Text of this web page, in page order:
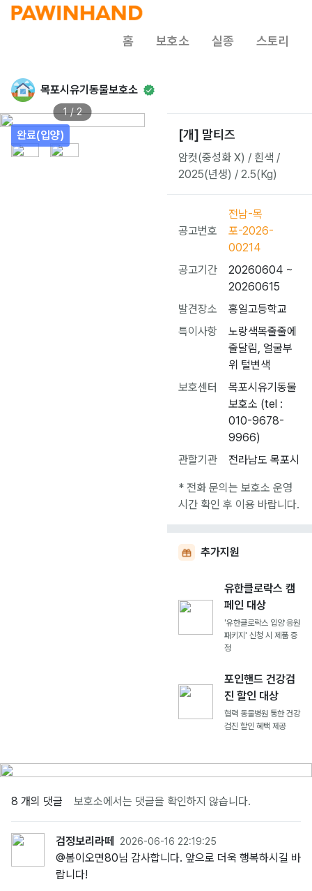
홈 보호소 실종 스토리
목포시유기동물보호소
완료(입양)
1 / 2
[개] 말티즈
암컷(중성화 X) / 흰색 /
2025(년생) / 2.5(Kg)
공고번호
전남-목
포-2026-
00214
공고기간
20260604 ~
20260615
발견장소
홍일고등학교
특이사항
노랑색목줄줄에
줄달림, 얼굴부
위 털변색
보호센터
목포시유기동물
보호소 (tel :
010-9678-
9966)
관할기관
전라남도 목포시
* 전화 문의는 보호소 운영
시간 확인 후 이용 바랍니다.
추가지원
유한클로락스 캠
페인 대상
'유한클로락스 입양 응원
패키지' 신청 시 제품 증
정
포인핸드 건강검
진 할인 대상
협력 동물병원 통한 건강
검진 할인 혜택 제공
8 개의 댓글 보호소에서는 댓글을 확인하지 않습니다.
검정보리라떼 2026-06-16 22:19:25
@봄이오면80님 감사합니다. 앞으로 더욱 행복하시길 바
랍니다!